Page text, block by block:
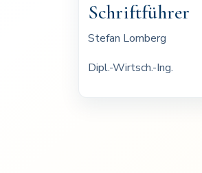
Schriftführer
Stefan Lomberg
Dipl.-Wirtsch.-Ing.